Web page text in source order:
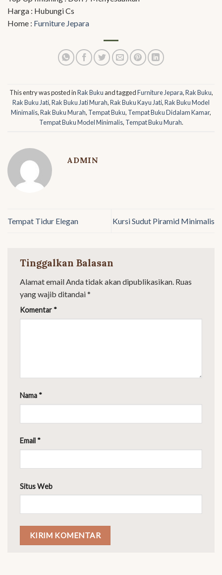
Harga : Hubungi Cs
Home : Furniture Jepara
This entry was posted inRak Buku and taggedFurniture Jepara,Rak Buku,
Rak Buku Jati,Rak Buku Jati Murah,Rak Buku Kayu Jati,Rak Buku Model
Minimalis,Rak Buku Murah, Tempat Buku, Tempat Buku Didalam Kamar,
Tempat Buku Model Minimalis, Tempat Buku Murah.
ADMIN
Tempat Tidur Elegan Kursi Sudut Piramid Minimalis
Tinggalkan Balasan
Alamat email Anda tidak akan dipublikasikan. Ruas
yang wajib ditandai*
Komentar *
Nama *
Email *
Situs Web